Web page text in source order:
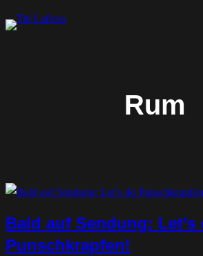
Zum
Inhalt
Rum
Bald auf Sendung: Let’s
Punschkrapfen!